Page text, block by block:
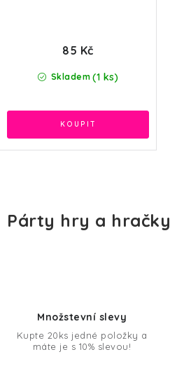
Skladem (1 ks)
85 Kč
v
lPárty hry a hračky
Množstevní slevy
Kupte 20ks jedné položky a
máte je s 10% slevou!